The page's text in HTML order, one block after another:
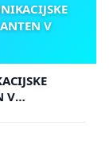
V
V